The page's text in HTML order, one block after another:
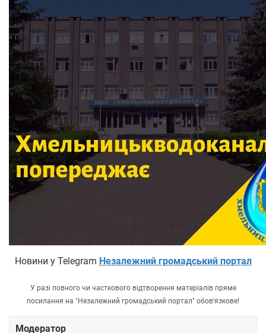
Новини у Telegram Незалежний громадський портал
У разі повного чи часткового відтворення матеріалів пряме
посилання на "Незалежний громадський портал" обов'язкове!
Модератор